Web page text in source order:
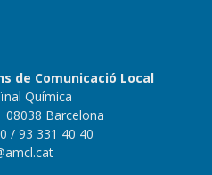
de Comunicació Local
Química
Barcelona
/ 93 331 40 40